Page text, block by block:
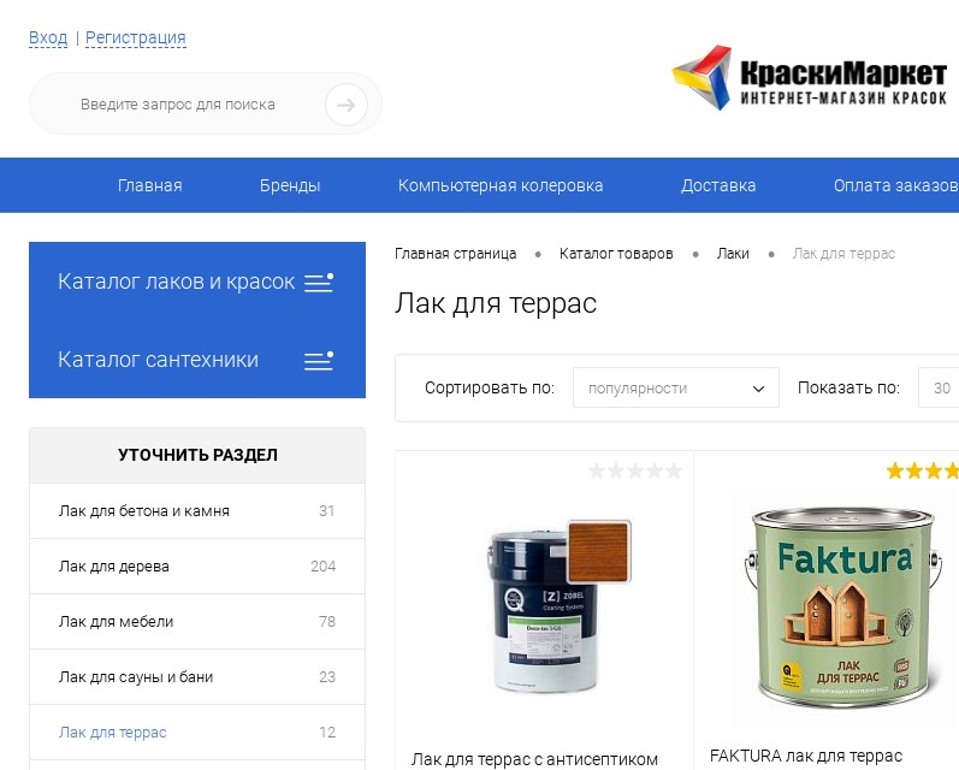
Вход Регистрация
Главная Бренды Компьютерная колеровка Доставка Оплата заказов
Каталог лаков и красок
Каталог сантехники
УТОЧНИТЬ РАЗДЕЛ
Лак для бетона и камня 31
Лак для дерева 204
Лак для мебели 78
Лак для сауны и бани 23
Лак для террас 12
Главная страница • Каталог товаров • Лаки • Лак для террас
Лак для террас
Сортировать по: популярности Показать по: 30
Лак для террас c антисептиком
FAKTURA лак для террас